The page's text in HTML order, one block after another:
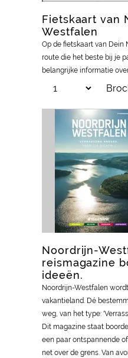
Fietskaart van
Westfalen
Op de fietskaart van Dein
route die het beste bij je
belangrijke informatie
Noordrijn-
reismagazine
ideeën.
Noordrijn-Westfalen
vakantieland. Dé
weg, van het type:
Dit magazine staat
een paar ontspannende
net over de grens. Van